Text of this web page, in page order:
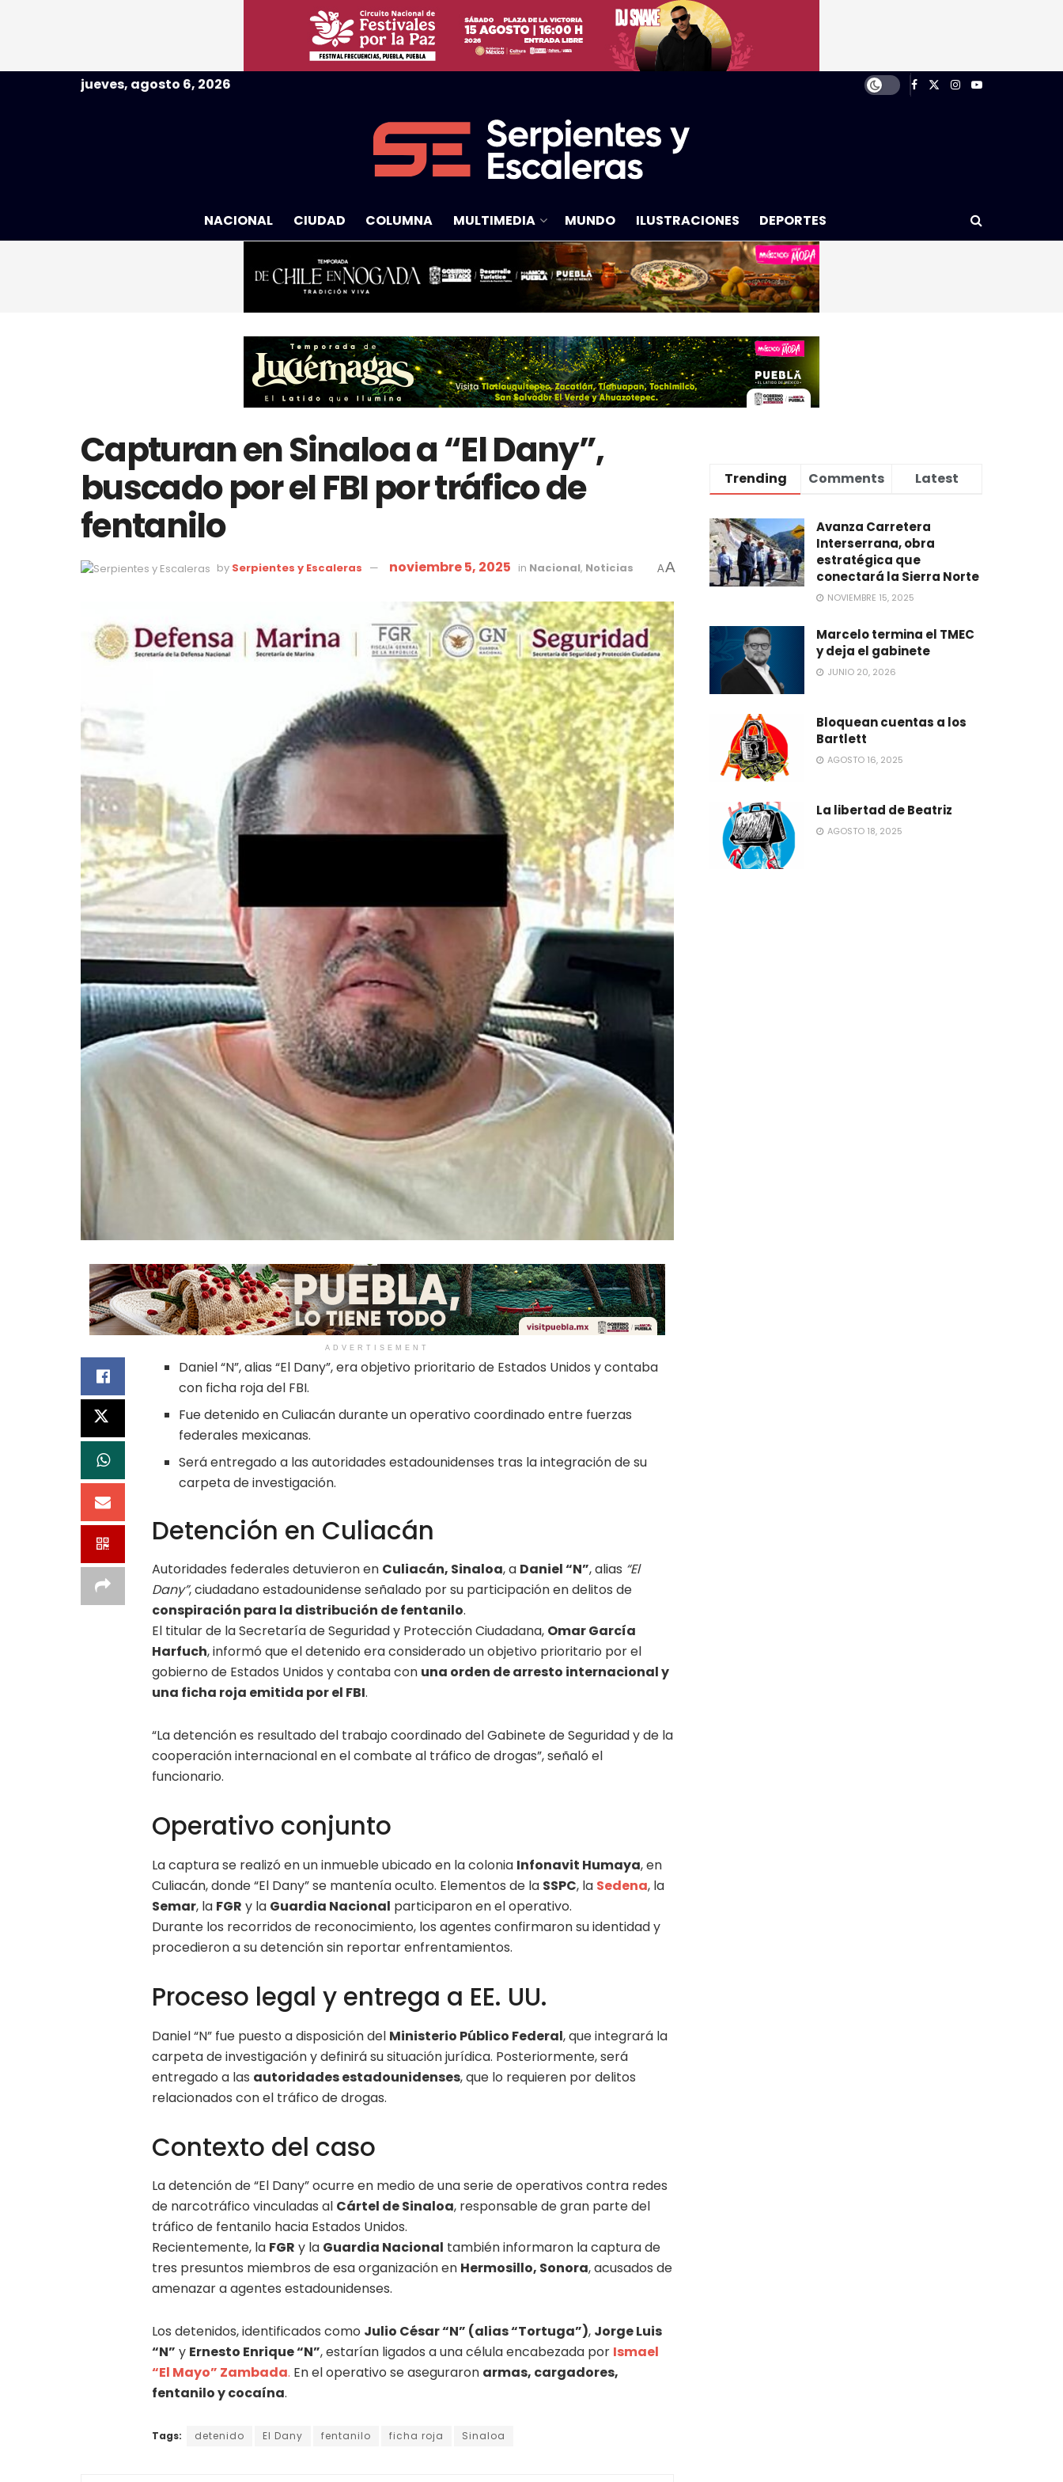
jueves, agosto 6, 2026
NACIONAL CIUDAD COLUMNA MULTIMEDIA MUNDO ILUSTRACIONES DEPORTES
Capturan en Sinaloa a “El Dany”,
buscado por el FBI por tráfico de
fentanilo
by Serpientes y Escaleras noviembre 5, 2025 in Nacional, Noticias AA
ADVERTISEMENT
Daniel “N”, alias “El Dany”, era objetivo prioritario de Estados Unidos y contaba
con ficha roja del FBI.
Fue detenido en Culiacán durante un operativo coordinado entre fuerzas
federales mexicanas.
Será entregado a las autoridades estadounidenses tras la integración de su
carpeta de investigación.
Detención en Culiacán
Autoridades federales detuvieron en Culiacán, Sinaloa, a Daniel “N”, alias “El
Dany”, ciudadano estadounidense señalado por su participación en delitos de
conspiración para la distribución de fentanilo.
El titular de la Secretaría de Seguridad y Protección Ciudadana, Omar García
Harfuch, informó que el detenido era considerado un objetivo prioritario por el
gobierno de Estados Unidos y contaba con una orden de arresto internacional y
una ficha roja emitida por el FBI.
“La detención es resultado del trabajo coordinado del Gabinete de Seguridad y de la
cooperación internacional en el combate al tráfico de drogas”, señaló el
funcionario.
Operativo conjunto
La captura se realizó en un inmueble ubicado en la colonia Infonavit Humaya, en
Culiacán, donde “El Dany” se mantenía oculto. Elementos de la SSPC, la Sedena, la
Semar, la FGR y la Guardia Nacional participaron en el operativo.
Durante los recorridos de reconocimiento, los agentes confirmaron su identidad y
procedieron a su detención sin reportar enfrentamientos.
Proceso legal y entrega a EE. UU.
Daniel “N” fue puesto a disposición del Ministerio Público Federal, que integrará la
carpeta de investigación y definirá su situación jurídica. Posteriormente, será
entregado a las autoridades estadounidenses, que lo requieren por delitos
relacionados con el tráfico de drogas.
Contexto del caso
La detención de “El Dany” ocurre en medio de una serie de operativos contra redes
de narcotráfico vinculadas al Cártel de Sinaloa, responsable de gran parte del
tráfico de fentanilo hacia Estados Unidos.
Recientemente, la FGR y la Guardia Nacional también informaron la captura de
tres presuntos miembros de esa organización en Hermosillo, Sonora, acusados de
amenazar a agentes estadounidenses.
Los detenidos, identificados como Julio César “N” (alias “Tortuga”), Jorge Luis
“N” y Ernesto Enrique “N”, estarían ligados a una célula encabezada por Ismael
“El Mayo” Zambada. En el operativo se aseguraron armas, cargadores,
fentanilo y cocaína.
Tags: detenido El Dany fentanilo ficha roja Sinaloa
Trending Comments Latest
Avanza Carretera
Interserrana, obra
estratégica que
conectará la Sierra Norte
NOVIEMBRE 15, 2025
Marcelo termina el TMEC
y deja el gabinete
JUNIO 20, 2026
Bloquean cuentas a los
Bartlett
AGOSTO 16, 2025
La libertad de Beatriz
AGOSTO 18, 2025